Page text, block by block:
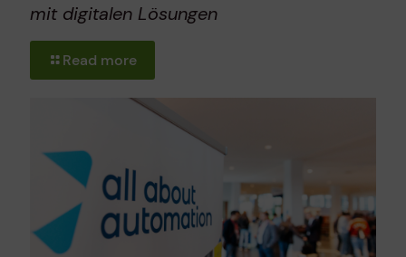
mit digitalen Lösungen
Read more